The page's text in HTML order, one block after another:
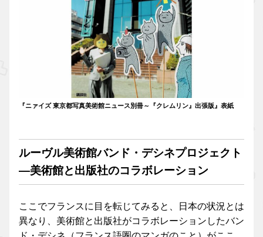
『ニァイズ 東京都写真美術館ニュース別冊～『クレムリン』出張版』表紙
ルーヴル美術館バンド・デシネプロジェクト
―美術館と出版社のコラボレーション
ここでフランスに目を転じてみると、日本の状況とは
異なり、美術館と出版社がコラボレーションしたバン